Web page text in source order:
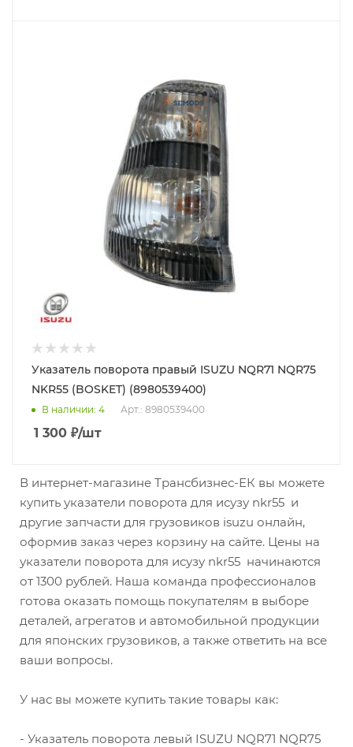
Указатель поворота правый ISUZU NQR71 NQR75
NKR55 (BOSKET) (8980539400)
В наличии: 4 Арт.: 8980539400
1 300 ₽/шт
В интернет-магазине Трансбизнес-ЕК вы можете
купить указатели поворота для исузу nkr55 и
другие запчасти для грузовиков isuzu онлайн,
оформив заказ через корзину на сайте. Цены на
указатели поворота для исузу nkr55 начинаются
от 1300 рублей. Наша команда профессионалов
готова оказать помощь покупателям в выборе
деталей, агрегатов и автомобильной продукции
для японских грузовиков, а также ответить на все
ваши вопросы.
У нас вы можете купить такие товары как:
- Указатель поворота левый ISUZU NQR71 NQR75